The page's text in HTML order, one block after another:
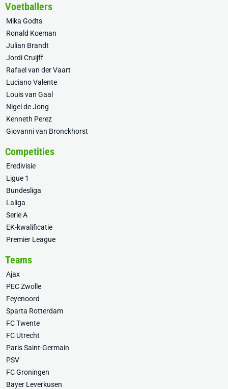
Voetballers
Mika Godts
Ronald Koeman
Julian Brandt
Jordi Cruijff
Rafael van der Vaart
Luciano Valente
Louis van Gaal
Nigel de Jong
Kenneth Perez
Giovanni van Bronckhorst
Competities
Eredivisie
Ligue 1
Bundesliga
Laliga
Serie A
EK-kwalificatie
Premier League
Teams
Ajax
PEC Zwolle
Feyenoord
Sparta Rotterdam
FC Twente
FC Utrecht
Paris Saint-Germain
PSV
FC Groningen
Bayer Leverkusen